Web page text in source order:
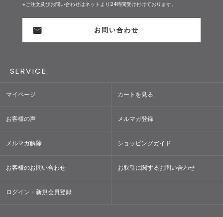
※ご注文及びお問い合わせはネットより24時間受け付けております。
お問い合わせ
SERVICE
マイページ カートを見る
お客様の声 メルマガ登録
メルマガ解除 ショッピングガイド
お客様のお問い合わせ お取引に関するお問い合わせ
ログイン・新規会員登録